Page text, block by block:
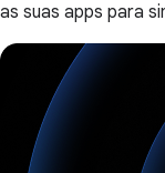
as suas apps para